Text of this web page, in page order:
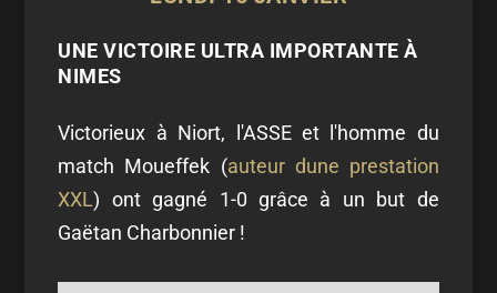
UNE VICTOIRE ULTRA IMPORTANTE À
NIMES
Victorieux à Niort, l'ASSE et l'homme du
match Moueffek (auteur dune prestation
XXL) ont gagné 1-0 grâce à un but de
Gaëtan Charbonnier !